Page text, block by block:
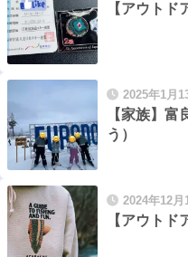
【アウトド
2025年1月
【家族】
う）
2024年12月
【アウト